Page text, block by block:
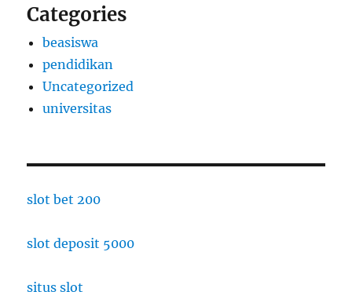
Categories
beasiswa
pendidikan
Uncategorized
universitas
slot bet 200
slot deposit 5000
situs slot